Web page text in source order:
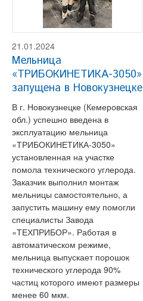
21.01.2024
Мельница
«ТРИБОКИНЕТИКА-3050»
запущена в Новокузнецке
В г. Новокузнецке (Кемеровская
обл.) успешно введена в
эксплуатацию мельница
«ТРИБОКИНЕТИКА-3050»
установленная на участке
помола технического углерода.
Заказчик выполнил монтаж
мельницы самостоятельно, а
запустить машину ему помогли
специалисты Завода
«ТЕХПРИБОР». Работая в
автоматическом режиме,
мельница выпускает порошок
технического углерода 90%
частиц которого имеют размеры
менее 60 мкм.